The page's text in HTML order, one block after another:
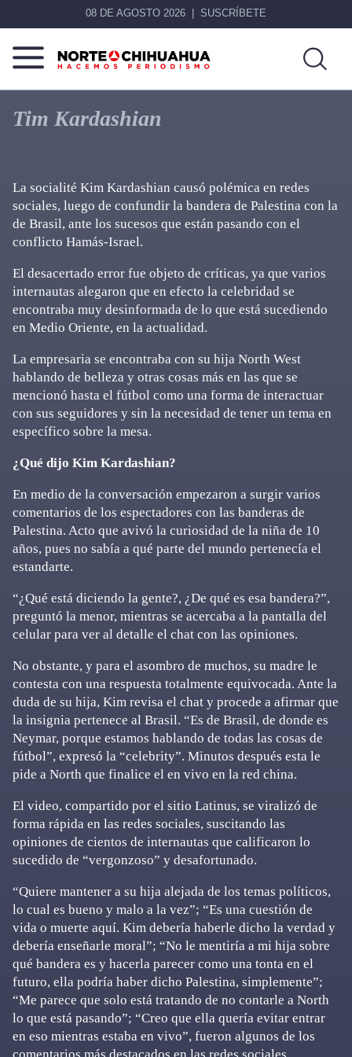
08 DE AGOSTO 2026 SUSCRÍBETE
Norte
De
Chihuahua
Más
que
noticias,
Tim Kardashian
La socialité Kim Kardashian causó polémica en redes
sociales, luego de confundir la bandera de Palestina con la
de Brasil, ante los sucesos que están pasando con el
conflicto Hamás-Israel.
El desacertado error fue objeto de críticas, ya que varios
internautas alegaron que en efecto la celebridad se
encontraba muy desinformada de lo que está sucediendo
en Medio Oriente, en la actualidad.
La empresaria se encontraba con su hija North West
hablando de belleza y otras cosas más en las que se
mencionó hasta el fútbol como una forma de interactuar
con sus seguidores y sin la necesidad de tener un tema en
específico sobre la mesa.
¿Qué dijo Kim Kardashian?
En medio de la conversación empezaron a surgir varios
comentarios de los espectadores con las banderas de
Palestina. Acto que avivó la curiosidad de la niña de 10
años, pues no sabía a qué parte del mundo pertenecía el
estandarte.
“¿Qué está diciendo la gente?, ¿De qué es esa bandera?”,
preguntó la menor, mientras se acercaba a la pantalla del
celular para ver al detalle el chat con las opiniones.
No obstante, y para el asombro de muchos, su madre le
contesta con una respuesta totalmente equivocada. Ante la
duda de su hija, Kim revisa el chat y procede a afirmar que
la insignia pertenece al Brasil. “Es de Brasil, de donde es
Neymar, porque estamos hablando de todas las cosas de
fútbol”, expresó la “celebrity”. Minutos después esta le
pide a North que finalice el en vivo en la red china.
El video, compartido por el sitio Latinus, se viralizó de
forma rápida en las redes sociales, suscitando las
opiniones de cientos de internautas que calificaron lo
sucedido de “vergonzoso” y desafortunado.
“Quiere mantener a su hija alejada de los temas políticos,
lo cual es bueno y malo a la vez”; “Es una cuestión de
vida o muerte aquí. Kim debería haberle dicho la verdad y
debería enseñarle moral”; “No le mentiría a mi hija sobre
qué bandera es y hacerla parecer como una tonta en el
futuro, ella podría haber dicho Palestina, simplemente”;
“Me parece que solo está tratando de no contarle a North
lo que está pasando”; “Creo que ella quería evitar entrar
en eso mientras estaba en vivo”, fueron algunos de los